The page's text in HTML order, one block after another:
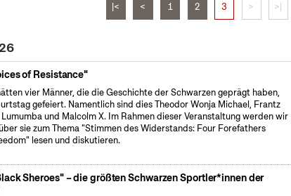
|< < 1 2 3 > >|
of Resistance"
vier Männer, die die Geschichte der Schwarzen geprägt haben,
gefeiert. Namentlich sind dies Theodor Wonja Michael, Frantz
und Malcolm X. Im Rahmen dieser Veranstaltung werden wir
sie zum Thema "Stimmen des Widerstands: Four Forefathers
lesen und diskutieren.
Sheroes" – die größten Schwarzen Sportler*innen der